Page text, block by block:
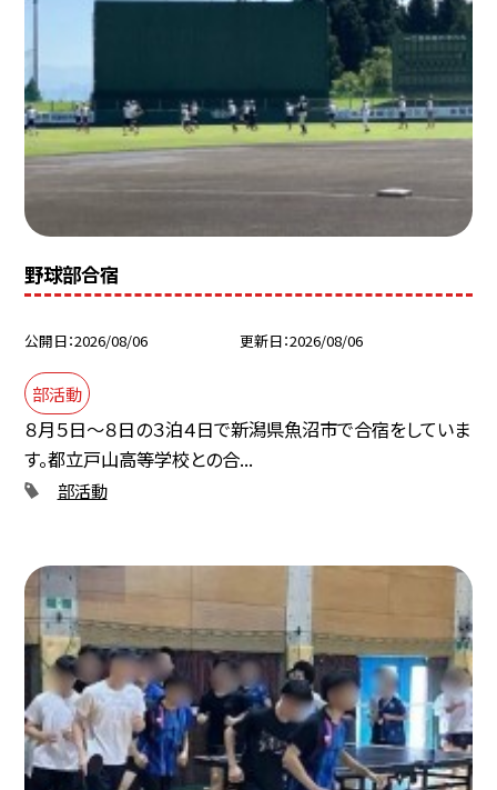
野球部合宿
公開日 2026/08/06 更新日 2026/08/06
部活動
８月５日～８日の３泊４日で新潟県魚沼市で合宿をしていま
す。都立戸山高等学校との合...
部活動